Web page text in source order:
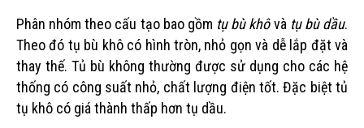
Phân nhóm theo cấu tạo bao gồm tụ bù khôvà tụ bù dầu.
Theo đó tụ bù khô có hình tròn, nhỏ gọn và dễ lắp đặt và
thay thế. Tủ bù không thường được sử dụng cho các hệ
thống có công suất nhỏ, chất lượng điện tốt. Đặc biệt tủ
tụ khô có giá thành thấp hơn tụ dầu.